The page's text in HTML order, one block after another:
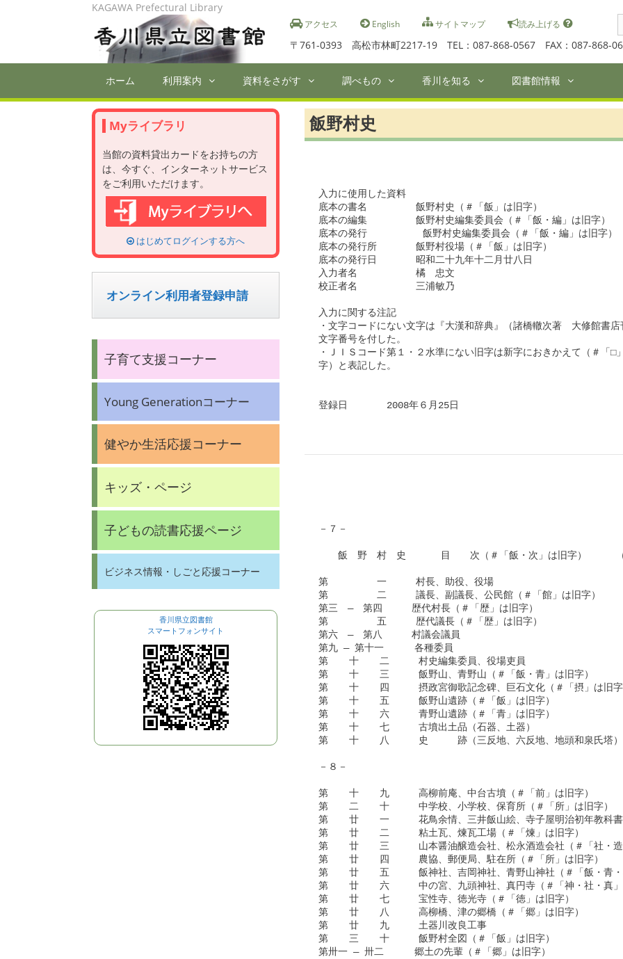
アクセス English サイトマップ 読み上げる
〒761-0393 高松市林町2217-19 TEL：087-868-0567 FAX：087-868-
KAGAWA Prefectural Library
ホーム 利用案内 資料をさがす 調べもの 香川を知る 図書館情報
飯野村史
入力に使用した資料
底本の書名　　　　　飯野村史（＃「飯」は旧字）
底本の編集　　　　　飯野村史編集委員会（＃「飯・編」は旧字）
底本の発行          飯野村史編集委員会（＃「飯・編」は旧字）
底本の発行所　　　　飯野村役場（＃「飯」は旧字）
底本の発行日　　　　昭和二十九年十二月廿八日
入力者名　　　　　　橘　忠文
校正者名　　　　　　三浦敏乃
入力に関する注記
・文字コードにない文字は『大漢和辞典』（諸橋轍次著　大修館書店
文字番号を付した。
・ＪＩＳコード第１・２水準にない旧字は新字におきかえて（＃「□
字）と表記した。
登録日　　　　2008年６月25日
－７－
飯　野　村　史　　 　目　　次（＃「飯・次」
第　　　　　一　　　村長、助役、役場
第　　　　　二　　　議長、副議長、公民館（＃「館」は旧字）
第三　―　第四　　　歴代村長（＃「歴」は旧字）
第　　　　　五　　　歴代議長（＃「歴」は旧字）
第六　―　第八　　　村議会議員
第九 ― 第十一　  　各種委員
第  　十  　二　　　村史編集委員、役場吏員
第　  十  　三　　　飯野山、青野山
第  　十  　四　　　摂政宮御歌記念碑、巨
第　  十  　五　　　飯野山遺跡
第　  十　  六　　　青野山遺跡
第  　十  　七　　　古墳出土品（石器、土器）
第　  十  　八　　　史　　　跡（三反地、六反地、地頭和泉氏塔）
－８－
第　  十  　九　　　高柳前庵、中台古墳（＃「前」は旧字）
第  　二　  十　　　中学校、小学校、保育所（＃「所」は旧字）
第　  廿  　一　　　花鳥余情、三井飯山絵、寺子屋明治
第　  廿  　二　　　粘土瓦、煉瓦工
第　  廿　  三　　　山本醤油醸造会社、松永酒
第　  廿  　四　　　農協、郵便局、駐在所（＃「所」は旧字）
第　  廿  　五　　　飯神社、吉岡神社、青野山
第　  廿  　六　　　中の宮、九頭神社、真円
第  　廿  　七　　　宝性寺、徳光寺（＃「徳」は旧字）
第　  廿　  八　　　高柳橋、津の郷
第　  廿  　九　　　土器川改良工事
第　  三  　十　　　飯野村全図
第卅一 ― 卅二　　  郷土の先輩（
Myライブラリ
当館の資料貸出カードをお持ちの方
は、今すぐ、インターネットサービス
をご利用いただけます。
はじめてログインする方へ
オンライン利用者登録申請
子育て支援コーナー
Young Generationコーナー
健やか生活応援コーナー
キッズ・ページ
子どもの読書応援ページ
ビジネス情報・しごと応援コーナー
香川県立図書館
スマートフォンサイト